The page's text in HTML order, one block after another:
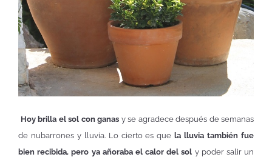
Hoy brilla el sol con ganas y se agradece después de semanas
de nubarrones y lluvia. Lo cierto es quela lluvia también fue
bien recibida, pero ya añoraba el calor del sol y poder salir un